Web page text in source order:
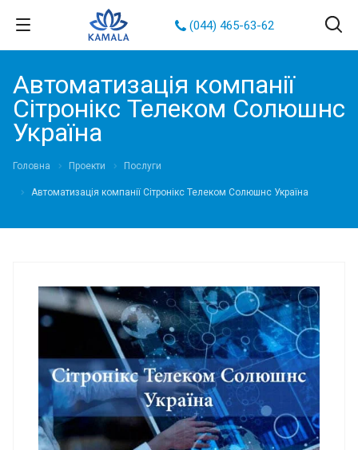
(044) 465-63-62
Автоматизація компанії
Сітронікс Телеком Солюшнс
Україна
Головна Проекти Послуги
Автоматизація компанії Сітронікс Телеком Солюшнс Україна